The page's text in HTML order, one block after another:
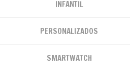
INFANTIL
PERSONALIZADOS
SMARTWATCH